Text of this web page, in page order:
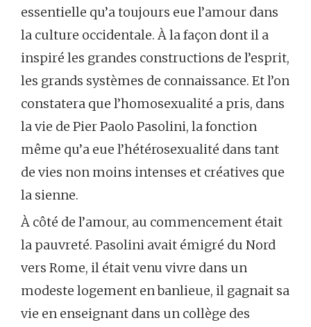
essentielle qu’a toujours eue l’amour dans
la culture occidentale. À la façon dont il a
inspiré les grandes constructions de l’esprit,
les grands systèmes de connaissance. Et l’on
constatera que l’homosexualité a pris, dans
la vie de Pier Paolo Pasolini, la fonction
même qu’a eue l’hétérosexualité dans tant
de vies non moins intenses et créatives que
la sienne.
À côté de l’amour, au commencement était
la pauvreté. Pasolini avait émigré du Nord
vers Rome, il était venu vivre dans un
modeste logement en banlieue, il gagnait sa
vie en enseignant dans un collège des